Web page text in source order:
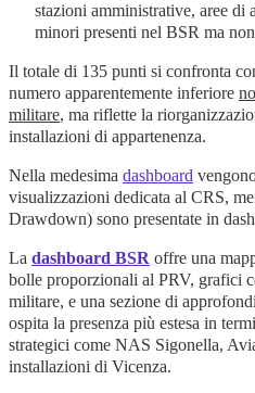
stazioni amministrative, aree di
minori presenti nel BSR ma
Il totale di 135 punti si confronta
numero apparentemente inferiore
militare, ma riflette la
installazioni di appartenenza.
Nella medesima dashboard
visualizzazioni dedicata al CRS,
Drawdown) sono presentate in
La dashboard BSR offre una
bolle proporzionali al PRV, grafici
militare, e una sezione di
ospita la presenza più estesa in
strategici come NAS Sigonella,
installazioni di Vicenza.